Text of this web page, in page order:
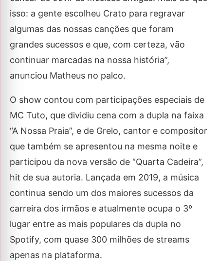
isso: a gente escolheu Crato para regravar
algumas das nossas canções que foram
grandes sucessos e que, com certeza, vão
continuar marcadas na nossa história”,
anunciou Matheus no palco.
O show contou com participações especiais de
MC Tuto, que dividiu cena com a dupla na faixa
“A Nossa Praia”, e de Grelo, cantor e compositor
que também se apresentou na mesma noite e
participou da nova versão de “Quarta Cadeira”,
hit de sua autoria. Lançada em 2019, a música
continua sendo um dos maiores sucessos da
carreira dos irmãos e atualmente ocupa o 3º
lugar entre as mais populares da dupla no
Spotify, com quase 300 milhões de streams
apenas na plataforma.